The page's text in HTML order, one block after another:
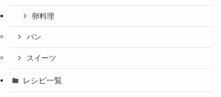
卵料理
パン
スイーツ
レシピ一覧